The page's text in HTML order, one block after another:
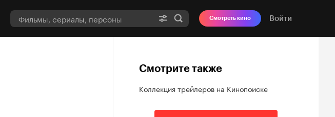
Смотреть кино Войти
Смотрите также
Коллекция трейлеров на Кинопоиске